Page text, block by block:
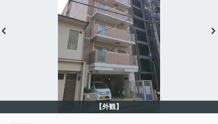
【外観】